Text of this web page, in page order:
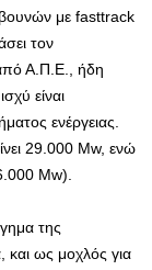
βουνών με fasttrack
τον
από Α.Π.Ε., ήδη
είναι
ενέργειας.
29.000 Mw, ενώ
Mw).
της
και ως μοχλός για